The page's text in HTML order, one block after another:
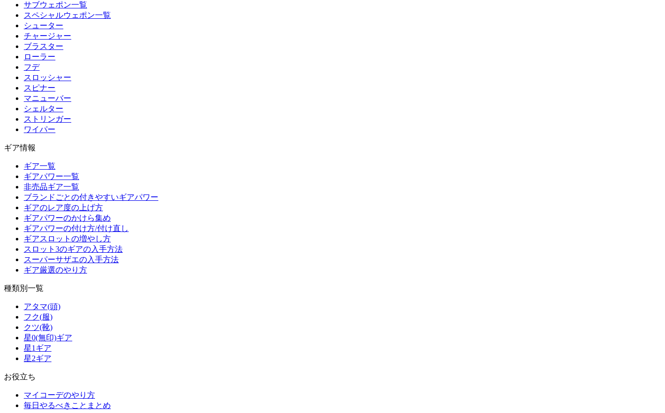
サブウェポン一覧
スペシャルウェポン一覧
シューター
チャージャー
ブラスター
ローラー
フデ
スロッシャー
スピナー
マニューバー
シェルター
ストリンガー
ワイパー
ギア情報
ギア一覧
ギアパワー一覧
非売品ギア一覧
ブランドごとの付きやすいギアパワー
ギアのレア度の上げ方
ギアパワーのかけら集め
ギアパワーの付け方/付け直し
ギアスロットの増やし方
スロット3のギアの入手方法
スーパーサザエの入手方法
ギア厳選のやり方
種類別一覧
アタマ(頭)
フク(服)
クツ(靴)
星0(無印)ギア
星1ギア
星2ギア
お役立ち
マイコーデのやり方
毎日やるべきことまとめ